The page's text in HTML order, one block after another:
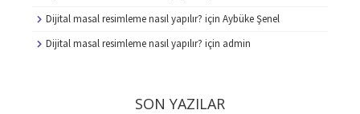
Dijital masal resimleme nasıl yapılır? için Aybüke Şenel
Dijital masal resimleme nasıl yapılır? için admin
SON YAZILAR